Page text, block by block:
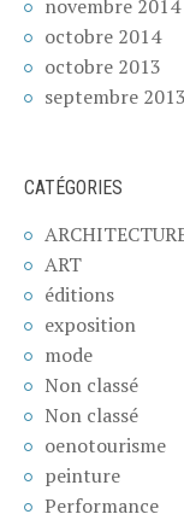
novembre 2014
octobre 2014
octobre 2013
septembre 2013
CATÉGORIES
ART
éditions
exposition
mode
Non classé
Non classé
oenotourisme
peinture
Performance